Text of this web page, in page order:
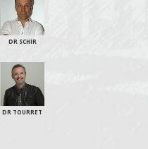
DR SCHIR
DR TOURRET